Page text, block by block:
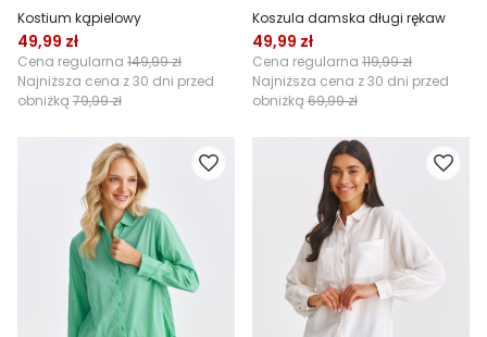
Kostium kąpielowy
49,99 zł
Cena regularna 149,99 zł
Najniższa cena z 30 dni przed
obniżką 79,99 zł
Koszula damska długi rękaw
49,99 zł
Cena regularna 119,99 zł
Najniższa cena z 30 dni przed
obniżką 69,99 zł